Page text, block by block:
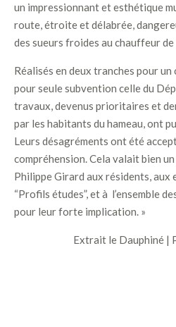
un impressionnant et esthétique
route, étroite et délabrée,
des sueurs froides au chauffeur
Réalisés en deux tranches pour
pour seule subvention celle du
travaux, devenus prioritaires et
par les habitants du hameau, ont
Leurs désagréments ont été
compréhension. Cela valait bien
Philippe Girard aux résidents, aux
“Profils études”, et à l’ensemble
pour leur forte implication. »
Extrait le Dauphiné |